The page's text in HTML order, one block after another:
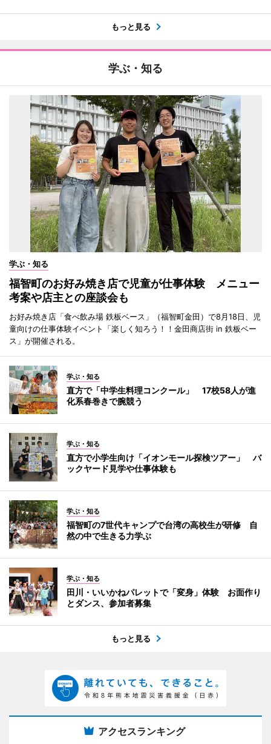
もっと見る
学ぶ・知る
学ぶ・知る
福智町のお好み焼き店で児童が仕事体験 メニュー
考案や店主との座談会も
お好み焼き店「食べ飲み場 鉄板ベース」（福智町金田）で8月18日、児
童向けの仕事体験イベント「楽しく知ろう！！金田商店街 in 鉄板ベー
ス」が開催される。
学ぶ・知る
直方で「中学生料理コンクール」 17校58人が進
化系春巻きで腕競う
学ぶ・知る
直方で小学生向け「イオンモール探検ツアー」 バ
ックヤード見学や仕事体験も
学ぶ・知る
福智町の7世代キャンプで台湾の高校生が研修 自
然の中で生きる力学ぶ
学ぶ・知る
田川・いいかねパレットで「変身」体験 お面作り
とダンス、参加者募集
もっと見る
アクセスランキング